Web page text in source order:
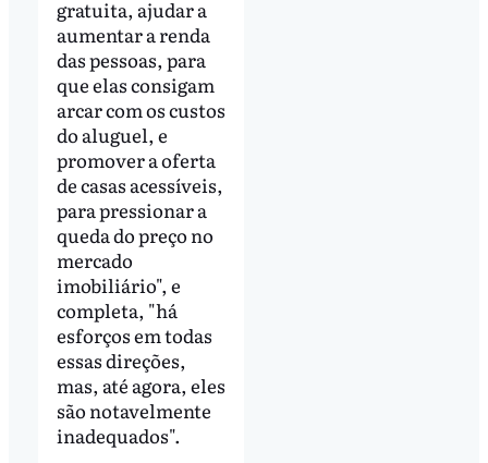
gratuita, ajudar a
aumentar a renda
das pessoas, para
que elas consigam
arcar com os custos
do aluguel, e
promover a oferta
de casas acessíveis,
para pressionar a
queda do preço no
mercado
imobiliário", e
completa, "há
esforços em todas
essas direções,
mas, até agora, eles
são notavelmente
inadequados".